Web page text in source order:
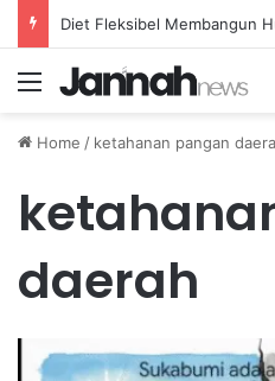
Menu
Home / ketahanan pangan
daerah